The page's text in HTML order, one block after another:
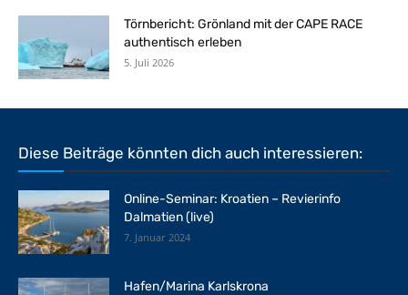
Törnbericht: Grönland mit der CAPE RACE
authentisch erleben
5. Juli 2026
Diese Beiträge könnten dich auch interessieren:
Online-Seminar: Kroatien – Revierinfo
Dalmatien (live)
7. Januar 2024
Hafen/Marina Karlskrona